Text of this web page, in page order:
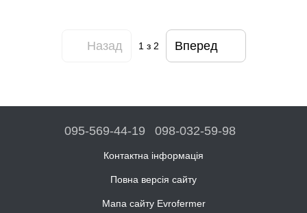
Назад 1 з 2 Вперед
095-569-44-19 098-032-59-98
Контактна інформація
Повна версія сайту
Мапа сайту Evrofermer